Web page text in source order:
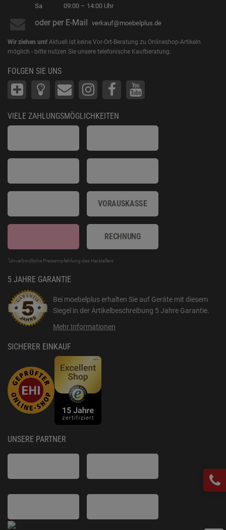
Sa
09:00 – 14:00 Uhr
oder per E-Mail verkauf@moebelplus.de
Wir ziehen um! Aktuell ist keine Vor-Ort-Beratung zu Onlineshop-Artikeln
möglich - bitte nutzen Sie unsere telefonische Kaufberatung.
FOLGEN SIE UNS
VIELE ZAHLUNGSMÖGLICHKEITEN
VORAUSKASSE
RECHNUNG
*Unverbindliche Preisempfehlung des Herstellers
5 JAHRE GARANTIE
Bei moebelplus erhalten Sie auf Geräte mit diesem
Siegel in der Artikelbeschreibung 5 Jahre Garantie.
Mehr Informationen
SICHERER EINKAUF
UNSERE PARTNER